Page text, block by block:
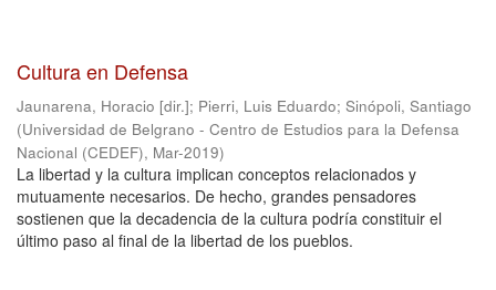
Cultura en Defensa
Jaunarena, Horacio [dir.]; Pierri, Luis Eduardo; Sinópoli, Santiago
(Universidad de Belgrano - Centro de Estudios para la Defensa
Nacional (CEDEF), Mar-2019)
La libertad y la cultura implican conceptos relacionados y
mutuamente necesarios. De hecho, grandes pensadores
sostienen que la decadencia de la cultura podría constituir el
último paso al final de la libertad de los pueblos.